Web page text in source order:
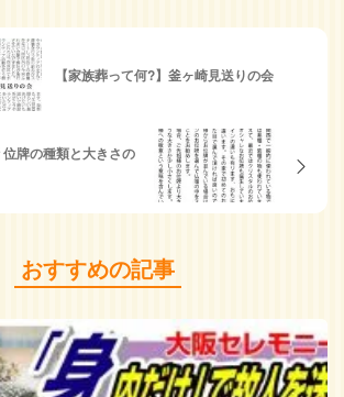
【家族葬って何?】釜ヶ崎見送りの会
牌の種類と大きさの
おすすめの記事